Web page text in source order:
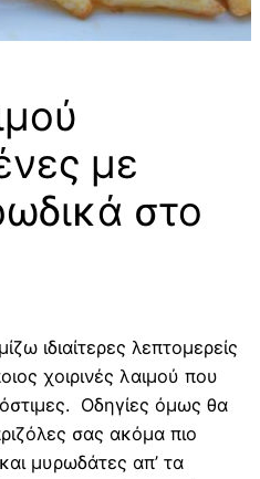
με
στο
ιδιαίτερες λεπτομερείς
χοιρινές λαιμού που
Οδηγίες όμως θα
σας ακόμα πιο
μυρωδάτες απ’ τα